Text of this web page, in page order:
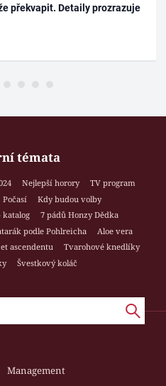
překvapit. Detaily prozrazuje
témata
Nejlepší horory
TV program
Počasí
Kdy budou volby
katalog
7 pádů Honzy Dědka
podle Pohlreicha
Aloe vera
ascendentu
Tvarohové knedlíky
Švestkový koláč
Management